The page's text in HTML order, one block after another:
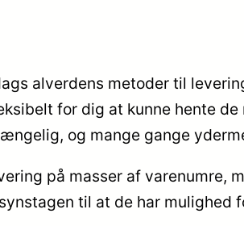
alverdens metoder til
for dig at kunne hente
og mange gange
på masser af
til at de har mulighed